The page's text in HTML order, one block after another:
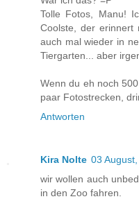
Tolle Fotos, Manu!
Coolste, der erinnert
auch mal wieder in
Tiergarten... aber
Wenn du eh noch
paar Fotostrecken,
Antworten
Kira Nolte 03
wir wollen auch
in den Zoo fahren.